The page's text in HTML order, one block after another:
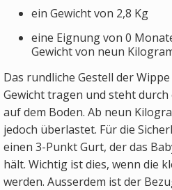
ein Gewicht von 2,8 Kg
eine Eignung von 0
Gewicht von neun
Das rundliche Gestell der
Gewicht tragen und steht
auf dem Boden. Ab neun
jedoch überlastet. Für die
einen 3-Punkt Gurt, der das
hält. Wichtig ist dies, wenn die
werden. Ausserdem ist der